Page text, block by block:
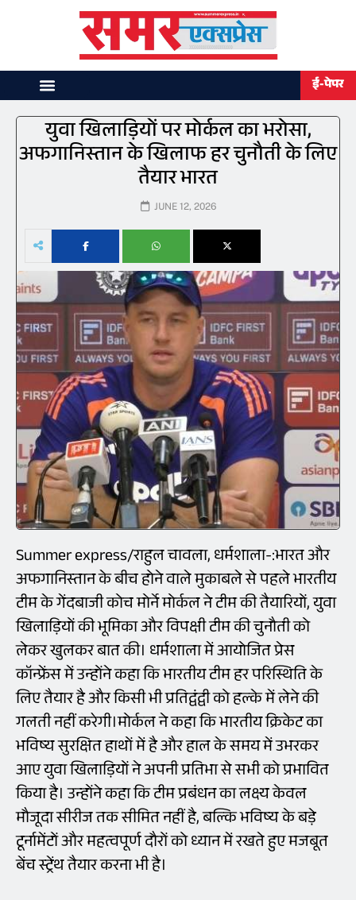
ई-पेपर
युवा खिलाड़ियों पर मोर्कल का भरोसा,
अफगानिस्तान के खिलाफ हर चुनौती के लिए
तैयार भारत
JUNE 12, 2026
Summer express/राहुल चावला, धर्मशाला-:भारत और
अफगानिस्तान के बीच होने वाले मुकाबले से पहले भारतीय
टीम के गेंदबाजी कोच मोर्ने मोर्कल ने टीम की तैयारियों, युवा
खिलाड़ियों की भूमिका और विपक्षी टीम की चुनौती को
लेकर खुलकर बात की। धर्मशाला में आयोजित प्रेस
कॉन्फ्रेंस में उन्होंने कहा कि भारतीय टीम हर परिस्थिति के
लिए तैयार है और किसी भी प्रतिद्वंद्वी को हल्के में लेने की
गलती नहीं करेगी।मोर्कल ने कहा कि भारतीय क्रिकेट का
भविष्य सुरक्षित हाथों में है और हाल के समय में उभरकर
आए युवा खिलाड़ियों ने अपनी प्रतिभा से सभी को प्रभावित
किया है। उन्होंने कहा कि टीम प्रबंधन का लक्ष्य केवल
मौजूदा सीरीज तक सीमित नहीं है, बल्कि भविष्य के बड़े
टूर्नामेंटों और महत्वपूर्ण दौरों को ध्यान में रखते हुए मजबूत
बेंच स्ट्रेंथ तैयार करना भी है।